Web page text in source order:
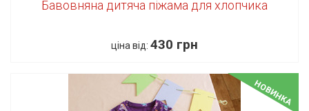
Бавовняна дитяча піжама для хлопчика
ціна від: 430 грн
НОВИНКА